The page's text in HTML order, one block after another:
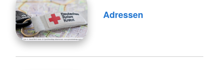
Adressen